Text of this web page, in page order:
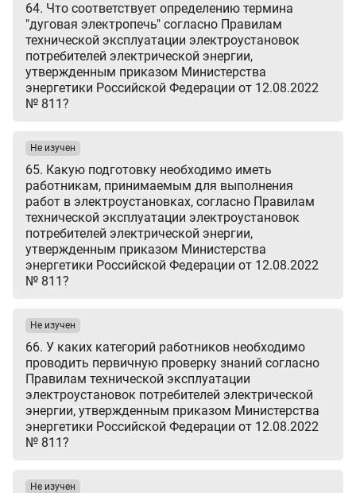
64. Что соответствует определению термина
"дуговая электропечь" согласно Правилам
технической эксплуатации электроустановок
потребителей электрической энергии,
утвержденным приказом Министерства
энергетики Российской Федерации от 12.08.2022
№ 811?
65. Какую подготовку необходимо иметь
работникам, принимаемым для выполнения
работ в электроустановках, согласно Правилам
технической эксплуатации электроустановок
потребителей электрической энергии,
утвержденным приказом Министерства
энергетики Российской Федерации от 12.08.2022
№ 811?
Не изучен
66. У каких категорий работников необходимо
проводить первичную проверку знаний согласно
Правилам технической эксплуатации
электроустановок потребителей электрической
энергии, утвержденным приказом Министерства
энергетики Российской Федерации от 12.08.2022
№ 811?
Не изучен
Не изучен